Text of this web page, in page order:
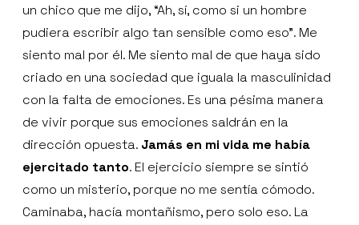
un chico que me dijo, “Ah, sí, como si un hombre
pudiera escribir algo tan sensible como eso”. Me
siento mal por él. Me siento mal de que haya sido
criado en una sociedad que iguala la masculinidad
con la falta de emociones. Es una pésima manera
de vivir porque sus emociones saldrán en la
dirección opuesta. Jamás en mi vida me había
ejercitado tanto. El ejercicio siempre se sintió
como un misterio, porque no me sentía cómodo.
Caminaba, hacía montañismo, pero solo eso. La